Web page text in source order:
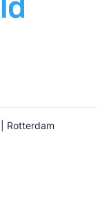
Rotterdam